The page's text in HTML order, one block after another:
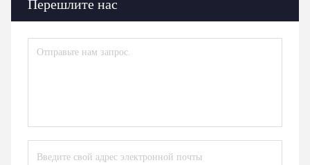
Перешлите нас